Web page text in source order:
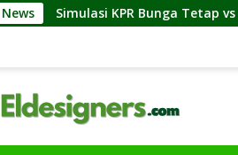
Bunga Tetap vs Floating: Perbedaan,